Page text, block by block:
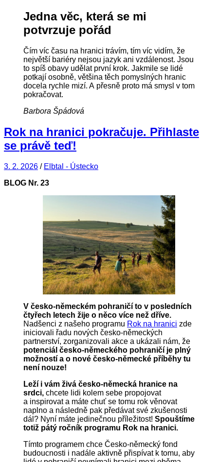
Jedna věc, která se mi
potvrzuje pořád
Čím víc času na hranici trávím, tím víc vidím, že
největší bariéry nejsou jazyk ani vzdálenost. Jsou
to spíš obavy udělat první krok. Jakmile se lidé
potkají osobně, většina těch pomyslných hranic
docela rychle mizí. A přesně proto má smysl v tom
pokračovat.
Barbora Špádová
Rok na hranici pokračuje. Přihlaste
se právě teď!
3. 2. 2026 / Elbtal - Ústecko
BLOG Nr. 23
V česko-německém pohraničí to v posledních
čtyřech letech žije o něco více než dříve.
Nadšenci z našeho programu Rok na hranici zde
iniciovali řadu nových česko-německých
partnerství, zorganizovali akce a ukázali nám, že
potenciál česko-německého pohraničí je plný
možností a o nové česko-německé příběhy tu
není nouze!
Leží i vám živá česko-německá hranice na
srdci, chcete lidi kolem sebe propojovat
a inspirovat a máte chuť se tomu rok věnovat
naplno a následně pak předávat své zkušenosti
dál? Nyní máte jedinečnou příležitost! Spouštíme
totiž pátý ročník programu Rok na hranici.
Tímto programem chce Česko-německý fond
budoucnosti i nadále aktivně přispívat k tomu, aby